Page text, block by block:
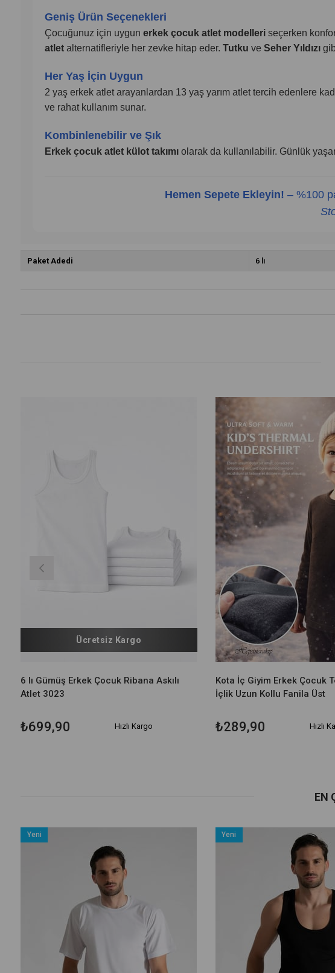
Geniş Ürün Seçenekleri
Çocuğunuz için uygun erkek çocuk atlet modelleriseçerken
atletalternatifleriyle her zevke hitap eder. Tutku ve Seher Yıldızı
Her Yaş İçin Uygun
2 yaş erkek atlet arayanlardan 13 yaş yarım atlet tercih edenlere
ve rahat kullanım sunar.
Kombinlenebilir ve Şık
Erkek çocuk atlet külot takımıolarak da kullanılabilir. Günlük
Hemen Sepete Ekleyin! – %100
Paket Adedi 6 lı
6 lı Gümüş Erkek Çocuk Ribana Askılı
Atlet 3023
₺699,90
Ücretsiz Kargo
Hızlı Kargo
Kota İç Giyim Erkek Çocuk
İçlik Uzun Kollu Fanila Üst
₺289,90 Hızlı
EN
Yeni
Yeni